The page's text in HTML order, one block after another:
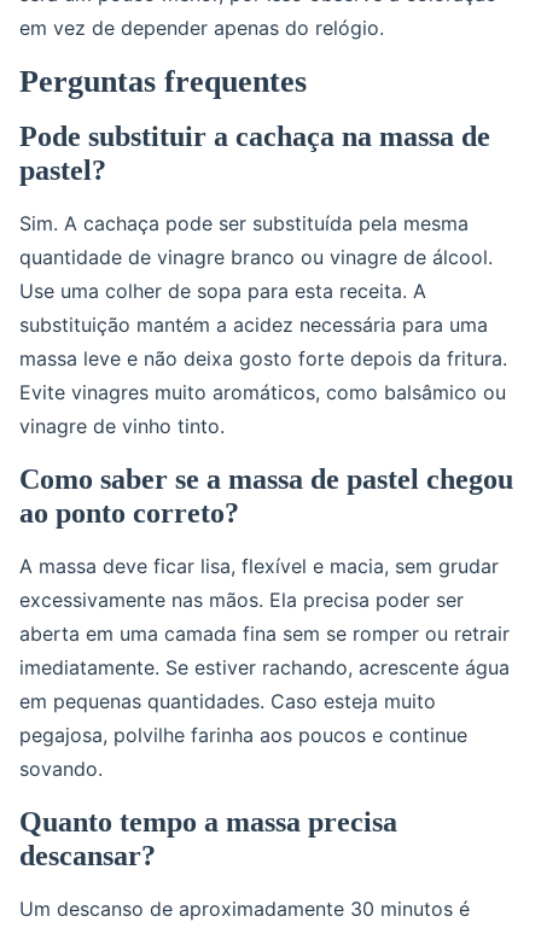
em vez de depender apenas do relógio.
Perguntas frequentes
Pode substituir a cachaça na massa de
pastel?
Sim. A cachaça pode ser substituída pela mesma
quantidade de vinagre branco ou vinagre de álcool.
Use uma colher de sopa para esta receita. A
substituição mantém a acidez necessária para uma
massa leve e não deixa gosto forte depois da fritura.
Evite vinagres muito aromáticos, como balsâmico ou
vinagre de vinho tinto.
Como saber se a massa de pastel chegou
ao ponto correto?
A massa deve ficar lisa, flexível e macia, sem grudar
excessivamente nas mãos. Ela precisa poder ser
aberta em uma camada fina sem se romper ou retrair
imediatamente. Se estiver rachando, acrescente água
em pequenas quantidades. Caso esteja muito
pegajosa, polvilhe farinha aos poucos e continue
sovando.
Quanto tempo a massa precisa
descansar?
Um descanso de aproximadamente 30 minutos é